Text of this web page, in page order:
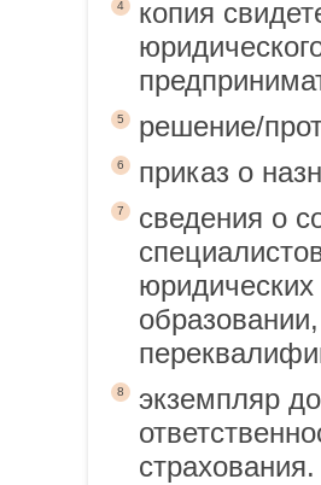
копия
4
решение/
5
приказ о
6
сведения о
7
экземпляр
страхования.
8